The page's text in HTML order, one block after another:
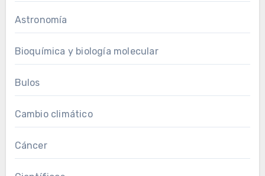
Astronomía
Bioquímica y biología molecular
Bulos
Cambio climático
Cáncer